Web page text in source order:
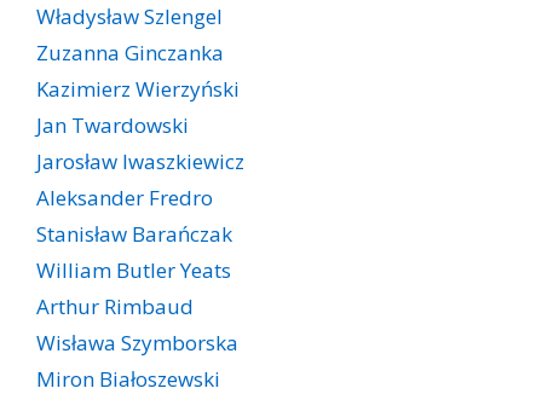
Władysław Szlengel
Zuzanna Ginczanka
Kazimierz Wierzyński
Jan Twardowski
Jarosław Iwaszkiewicz
Aleksander Fredro
Stanisław Barańczak
William Butler Yeats
Arthur Rimbaud
Wisława Szymborska
Miron Białoszewski